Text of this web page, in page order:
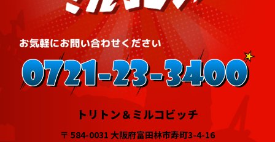
トリトン＆ミルコビッチ
〒 584-0031 大阪府富田林市寿町3-4-16